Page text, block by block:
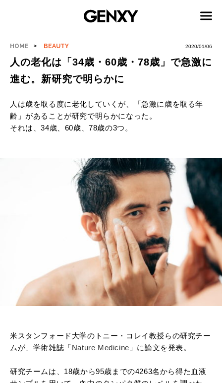
HOME BEAUTY 2020/01/06
人の老化は「34歳・60歳・78歳」で急激に
進む。新研究で明らかに
人は歳を取る度に老化していくが、「急激に歳を取る年
齢」があることが研究で明らかになった。
それは、34歳、60歳、78歳の3つ。
米スタンフォード大学のトニー・コレイ教授らの研究チー
ムが、学術雑誌 「Nature Medicine 」 に論文を発表。
研究チームは、 18歳から95歳までの4263名から得た血液